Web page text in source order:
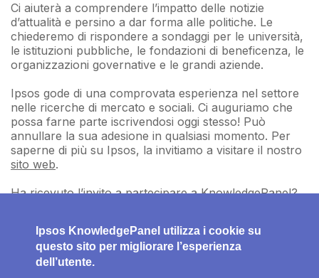
Ci aiuterà a comprendere l’impatto delle notizie
d’attualità e persino a dar forma alle politiche. Le
chiederemo di rispondere a sondaggi per le università,
le istituzioni pubbliche, le fondazioni di beneficenza, le
organizzazioni governative e le grandi aziende.
Ipsos gode di una comprovata esperienza nel settore
nelle ricerche di mercato e sociali. Ci auguriamo che
possa farne parte iscrivendosi oggi stesso! Può
annullare la sua adesione in qualsiasi momento. Per
saperne di più su Ipsos, la invitiamo a visitare il nostro
sito web.
Ha ricevuto l’invito a partecipare a KnowledgePanel?
Ipsos KnowledgePanel utilizza i cookie su
questo sito per migliorare l’esperienza
dell’utente.